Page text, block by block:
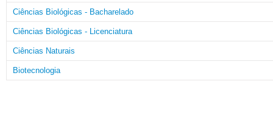
Ciências Biológicas - Bacharelado
Ciências Biológicas - Licenciatura
Ciências Naturais
Biotecnologia